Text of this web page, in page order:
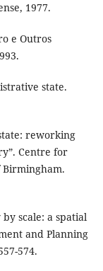
1977.
e Outros
state.
reworking
Centre for
Birmingham.
by scale: a spatial
and Planning
574.